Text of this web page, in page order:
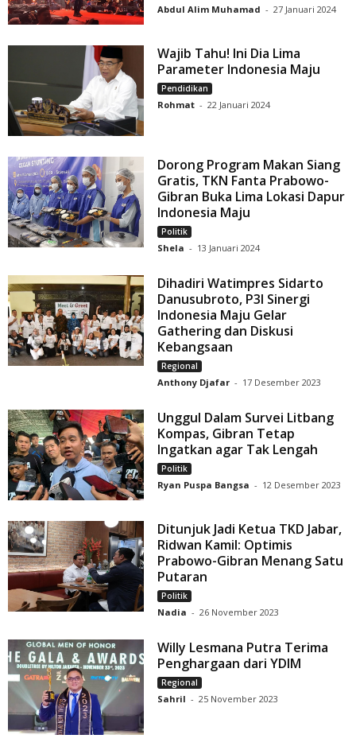
Abdul Alim Muhamad - 27 Januari 2024
Wajib Tahu! Ini Dia Lima
Parameter Indonesia Maju
Pendidikan
Rohmat - 22 Januari 2024
Dorong Program Makan Siang
Gratis, TKN Fanta Prabowo-
Gibran Buka Lima Lokasi Dapur
Indonesia Maju
Politik
Shela - 13 Januari 2024
Dihadiri Watimpres Sidarto
Danusubroto, P3I Sinergi
Indonesia Maju Gelar
Gathering dan Diskusi
Kebangsaan
Regional
Anthony Djafar - 17 Desember 2023
Unggul Dalam Survei Litbang
Kompas, Gibran Tetap
Ingatkan agar Tak Lengah
Politik
Ryan Puspa Bangsa - 12 Desember 2023
Ditunjuk Jadi Ketua TKD Jabar,
Ridwan Kamil: Optimis
Prabowo-Gibran Menang Satu
Putaran
Politik
Nadia - 26 November 2023
Willy Lesmana Putra Terima
Penghargaan dari YDIM
Regional
Sahril - 25 November 2023